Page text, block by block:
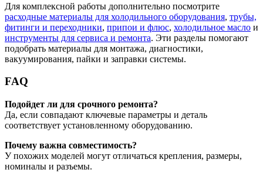
Для комплексной работы дополнительно посмотрите
расходные материалы для холодильного оборудования, трубы,
фитинги и переходники, припои и флюс, холодильное масло и
инструменты для сервиса и ремонта. Эти разделы помогают
подобрать материалы для монтажа, диагностики,
вакуумирования, пайки и заправки системы.
FAQ
Подойдет ли для срочного ремонта?
Да, если совпадают ключевые параметры и деталь
соответствует установленному оборудованию.
Почему важна совместимость?
У похожих моделей могут отличаться крепления, размеры,
номиналы и разъемы.